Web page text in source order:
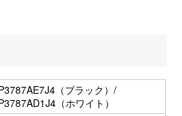
（ブラック）/
（ホワイト）